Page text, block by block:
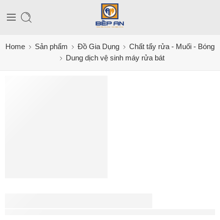
Home Sản phẩm Đồ Gia Dụng
Chất tẩy rửa - Muối - Bóng
Dung dịch vệ sinh máy rửa bát